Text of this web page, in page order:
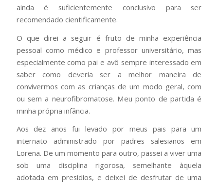
ainda é suficientemente conclusivo para ser
recomendado cientificamente.
O que direi a seguir é fruto de minha experiência
pessoal como médico e professor universitário, mas
especialmente como pai e avô sempre interessado em
saber como deveria ser a melhor maneira de
convivermos com as crianças de um modo geral, com
ou sem a neurofibromatose. Meu ponto de partida é
minha própria infância.
Aos dez anos fui levado por meus pais para um
internato administrado por padres salesianos em
Lorena. De um momento para outro, passei a viver uma
sob uma disciplina rigorosa, semelhante àquela
adotada em presídios, e deixei de desfrutar de uma